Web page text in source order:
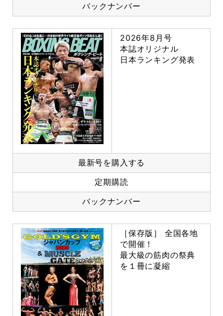
バックナンバー
2026年8月号
本誌オリジナル
日本ランキング発表
最新号を購入する
定期購読
バックナンバー
［保存版］ 全国各地
で開催！
最大級の筋肉の祭典
を１冊に凝縮